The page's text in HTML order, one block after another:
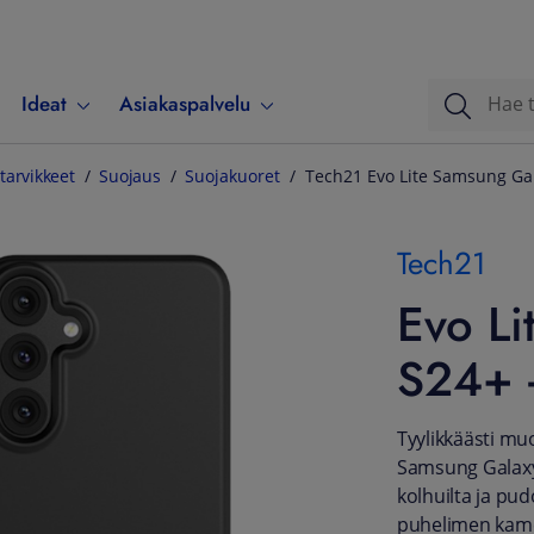
Ideat Asiakaspalvelu
Suojaus Suojakuoret Tech21 Evo Lite Samsung
Tech21
Evo
S24+
Tyylikkäästi
Samsung
kolhuilta ja
puhelimen